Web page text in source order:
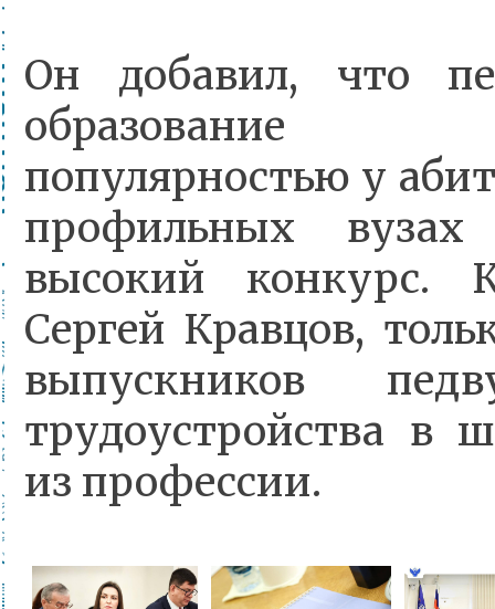
Он добавил, что
образование
популярностью у
профильных вузах
высокий конкурс.
Сергей Кравцов,
выпускников
трудоустройства в
из профессии.